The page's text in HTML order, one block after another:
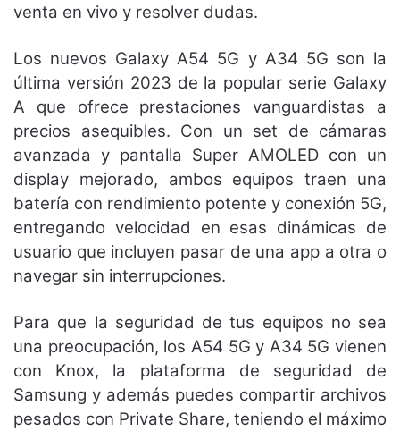
venta en vivo y resolver dudas.
Los nuevos Galaxy A54 5G y A34 5G son la
última versión 2023 de la popular serie Galaxy
A que ofrece prestaciones vanguardistas a
precios asequibles. Con un set de cámaras
avanzada y pantalla Super AMOLED con un
display mejorado, ambos equipos traen una
batería con rendimiento potente y conexión 5G,
entregando velocidad en esas dinámicas de
usuario que incluyen pasar de una app a otra o
navegar sin interrupciones.
Para que la seguridad de tus equipos no sea
una preocupación, los A54 5G y A34 5G vienen
con Knox, la plataforma de seguridad de
Samsung y además puedes compartir archivos
pesados con Private Share, teniendo el máximo